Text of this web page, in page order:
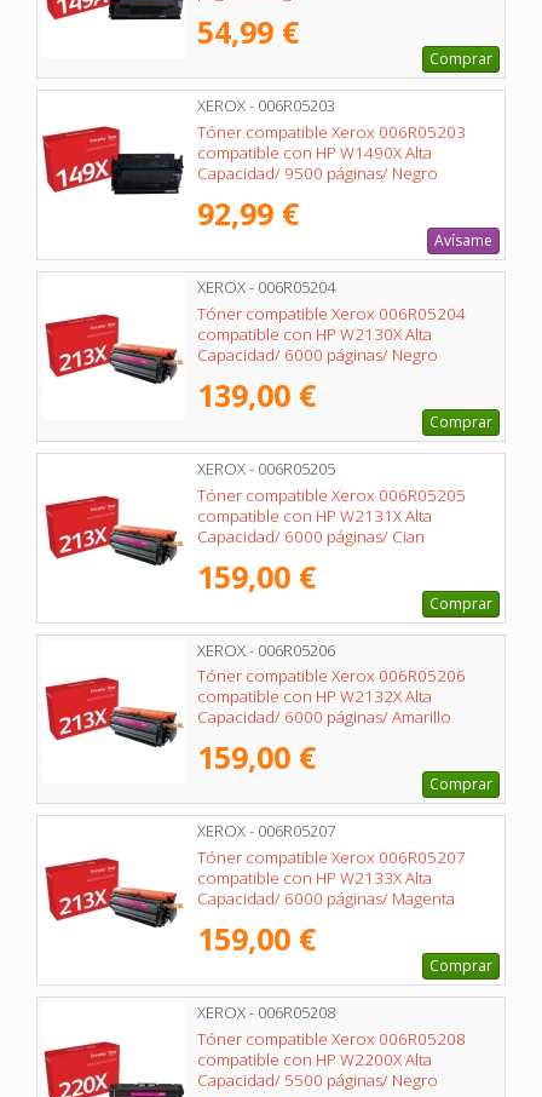
54,99 €
Comprar
XEROX - 006R05203
Tóner compatible Xerox 006R05203
compatible con HP W1490X Alta
Capacidad/ 9500 páginas/ Negro
92,99 €
Avísame
XEROX - 006R05204
Tóner compatible Xerox 006R05204
compatible con HP W2130X Alta
Capacidad/ 6000 páginas/ Negro
139,00 €
Comprar
XEROX - 006R05205
Tóner compatible Xerox 006R05205
compatible con HP W2131X Alta
Capacidad/ 6000 páginas/ Cian
159,00 €
Comprar
XEROX - 006R05206
Tóner compatible Xerox 006R05206
compatible con HP W2132X Alta
Capacidad/ 6000 páginas/ Amarillo
159,00 €
Comprar
XEROX - 006R05207
Tóner compatible Xerox 006R05207
compatible con HP W2133X Alta
Capacidad/ 6000 páginas/ Magenta
159,00 €
Comprar
XEROX - 006R05208
Tóner compatible Xerox 006R05208
compatible con HP W2200X Alta
Capacidad/ 5500 páginas/ Negro